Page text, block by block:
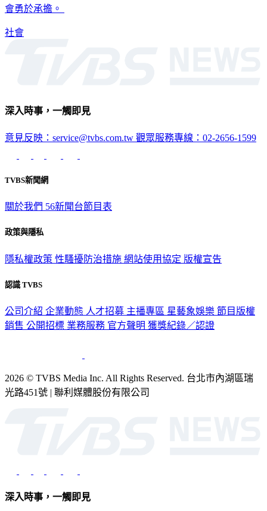
會勇於承擔。
社會
深入時事，一觸即見
意見反映：service@tvbs.com.tw 觀眾服務專線：02-2656-1599
TVBS新聞網
關於我們 56新聞台節目表
政策與隱私
隱私權政策 性騷擾防治措施 網站使用協定 版權宣告
認識 TVBS
公司介紹 企業動態 人才招募 主播專區 星藝象娛樂 節目版權
銷售 公開招標 業務服務 官方聲明 獲獎紀錄／認證
2026 © TVBS Media Inc. All Rights Reserved. 台北市內湖區瑞
光路451號 | 聯利媒體股份有限公司
深入時事，一觸即見